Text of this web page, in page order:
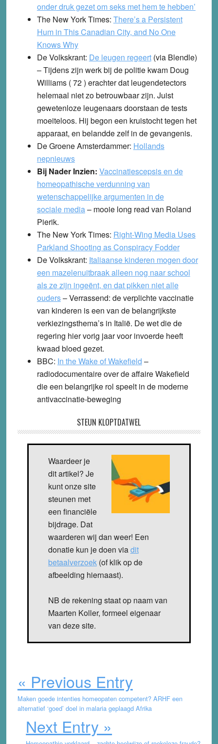
onder druk gezet om seks met hem te hebben’
The New York Times: There’s a Persistent
Hum in This Canadian City, and No One
Knows Why
De Volkskrant: De leugen regeert(via Blendle)
– Tijdens zijn werk bij de politie kwam Doug
Williams ( 72 ) erachter dat leugendetectors
helemaal niet zo betrouwbaar zijn. Juist
gewetenloze leugenaars doorstaan de tests
moeiteloos. Hij begon een kruistocht tegen het
apparaat, en belandde zelf in de gevangenis.
De Groene Amsterdammer: Hollands
nepnieuws
Bij Nader Inzien: Vaccinatiescepsis en de
homeopathische verdunning van
wetenschappelijke argumenten in de
sociale media– mooie long read van Roland
Pierik.
The New York Times: Right-Wing Media Uses
Parkland Shooting as Conspiracy Fodder
De Volkskrant: Italiaanse kinderen mogen door
een mazelenuitbraak alleen nog naar school
als ze zijn ingeënt, en dat pikken niet alle
ouders– Verrassend: de verplichte vaccinatie
van kinderen is een van de belangrijkste
verkiezingsthema’s in Italië. De wet die de
regering hier vorig jaar voor invoerde heeft
kwaad bloed gezet.
BBC: In the Wake of Wakefield –
radiodocumentaire over de affaire Wakefield
die een belangrijke rol speelt in de moderne
antivaccinatie-beweging
STEUN KLOPTDATWEL
Waardeer je
dit artikel? Je
kunt onze site
steunen met
een financiële
bijdrage. Dat
waarderen wij dan weer! Een
donatie kun je doen viadit
betaalverzoek(of klik op de
afbeelding hiernaast).
NB de rekening staat op naam van
Maarten Koller, formeel eigenaar
van deze site.
« Previous Entry
Maken goede intenties homeopaten competent? ARHF een
alternatief ‘goed’ doel in malaria geplaagd Afrika
Next Entry »